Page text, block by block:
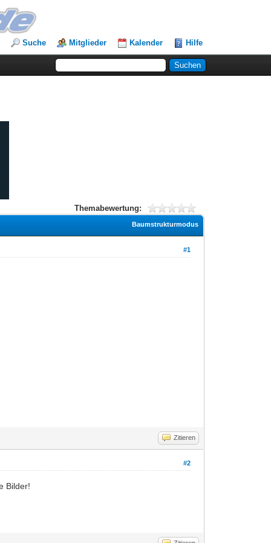
Suche Mitglieder Kalender Hilfe
Themabewertung:
Baumstrukturmodus
#1
Zitieren
#2
Bilder!